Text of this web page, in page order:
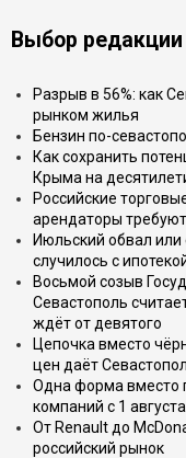
Выбор редакции
Разрыв в 56%: как
рынком жилья
Бензин по-
Как сохранить
Крыма на
Российские
арендаторы
Июльский обвал или
случилось с
Восьмой созыв
Севастополь
ждёт от девятого
Цепочка вместо
цен даёт
Одна форма вместо
компаний с 1
От Renault до
российский рынок